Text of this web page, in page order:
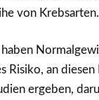
von Krebsarten.
haben
Risiko, an
ergeben,